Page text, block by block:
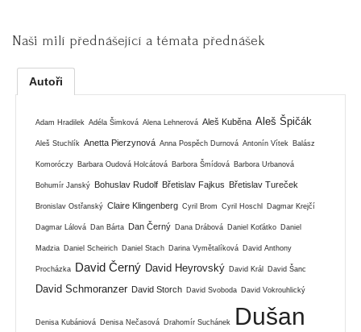
Naši milí přednášející a témata přednášek
Autoři
Adam Hradilek Adéla Šimková Alena Lehnerová Aleš Kuběna Aleš Špičák
Aleš Stuchlík Anetta Pierzynová Anna Pospěch Durnová Antonín Vítek Balász
Komoróczy Barbara Oudová Holcátová Barbora Šmídová Barbora Urbanová
Bohumír Janský Bohuslav Rudolf Břetislav Fajkus Břetislav Tureček
Bronislav Ostřanský Claire Klingenberg Cyril Brom Cyril Hoschl Dagmar Krejčí
Dagmar Lálová Dan Bárta Dan Černý Dana Drábová Daniel Koťátko Daniel
Madzia Daniel Scheirich Daniel Stach Darina Vymětalíková David Anthony
Procházka David Černý David Heyrovský David Král David Šanc
David Schmoranzer David Storch David Svoboda David Vokrouhlický
Denisa Kubániová Denisa Nečasová Drahomír Suchánek
Dušan